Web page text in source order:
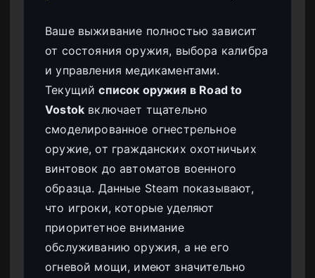
Ваше выживание полностью зависит
от состояния оружия, выбора калибра
и управления медикаментами.
Текущийсписок оружия в Road to
Vostok включает тщательно
смоделированное огнестрельное
оружие, от гражданских охотничьих
винтовок до автоматов военного
образца. Данные Steam показывают,
что игроки, которые уделяют
приоритетное внимание
обслуживанию оружия, а не его
огневой мощи, имеют значительно